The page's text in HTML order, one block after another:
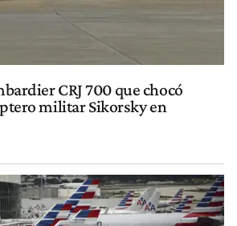
CRJ 700 que chocó
militar Sikorsky en